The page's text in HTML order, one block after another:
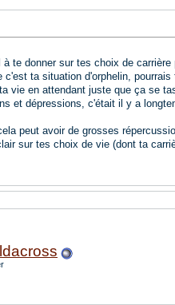
te donner sur tes choix de carrière
c'est ta situation d'orphelin,
vie en attendant juste que ça se
et dépressions, c'était il y a
peut avoir de grosses
sur tes choix de vie (dont ta